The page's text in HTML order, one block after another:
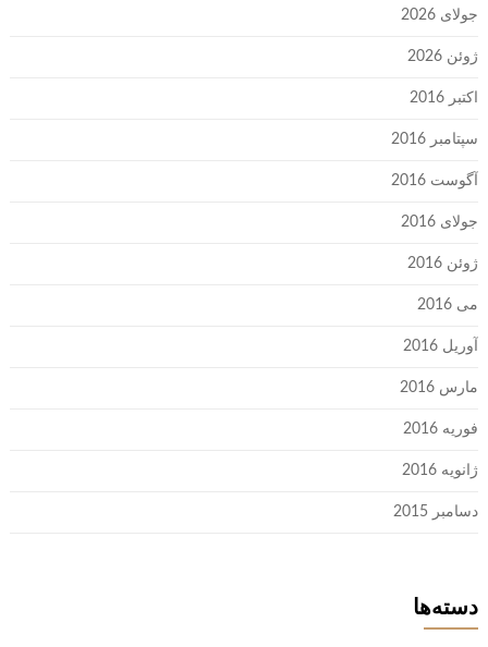
جولای 2026
ژوئن 2026
اکتبر 2016
سپتامبر 2016
آگوست 2016
جولای 2016
ژوئن 2016
می 2016
آوریل 2016
مارس 2016
فوریه 2016
ژانویه 2016
دسامبر 2015
دسته‌ها